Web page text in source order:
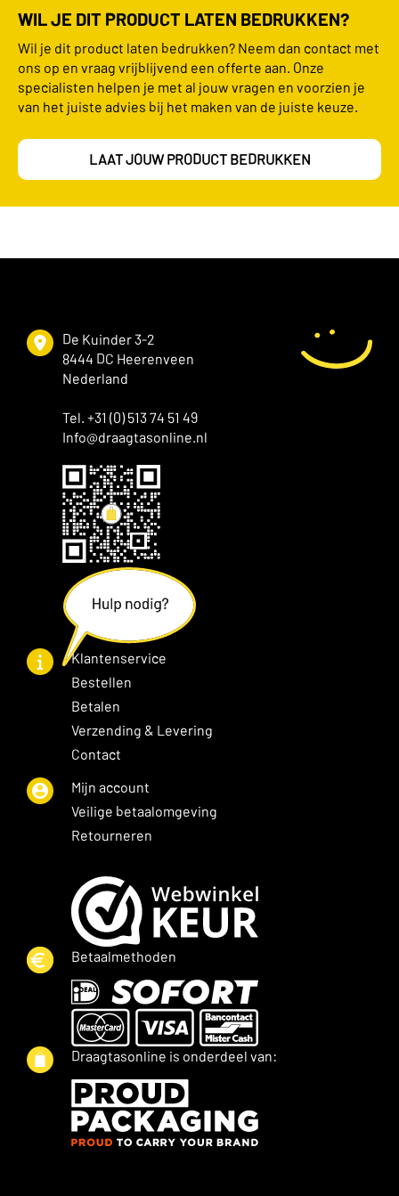
WIL JE DIT PRODUCT LATEN BEDRUKKEN?
Wil je dit product laten bedrukken? Neem dan contact met
ons op en vraag vrijblijvend een offerte aan. Onze
specialisten helpen je met al jouw vragen en voorzien je
van het juiste advies bij het maken van de juiste keuze.
LAAT JOUW PRODUCT BEDRUKKEN
De Kuinder 3-2
8444 DC Heerenveen
Nederland
Tel. +31 (0) 513 74 51 49
Info@draagtasonline.nl
Klantenservice
Bestellen
Betalen
Verzending & Levering
Contact
Mijn account
Veilige betaalomgeving
Retourneren
Betaalmethoden
Draagtasonline is onderdeel van: